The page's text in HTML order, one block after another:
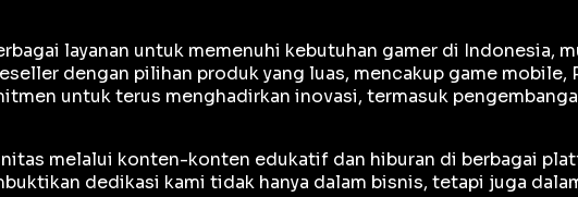
layanan untuk memenuhi kebutuhan gamer di Indonesia,
dengan pilihan produk yang luas, mencakup game
untuk terus menghadirkan inovasi, termasuk
melalui konten-konten edukatif dan hiburan di berbagai
dedikasi kami tidak hanya dalam bisnis, tetapi juga